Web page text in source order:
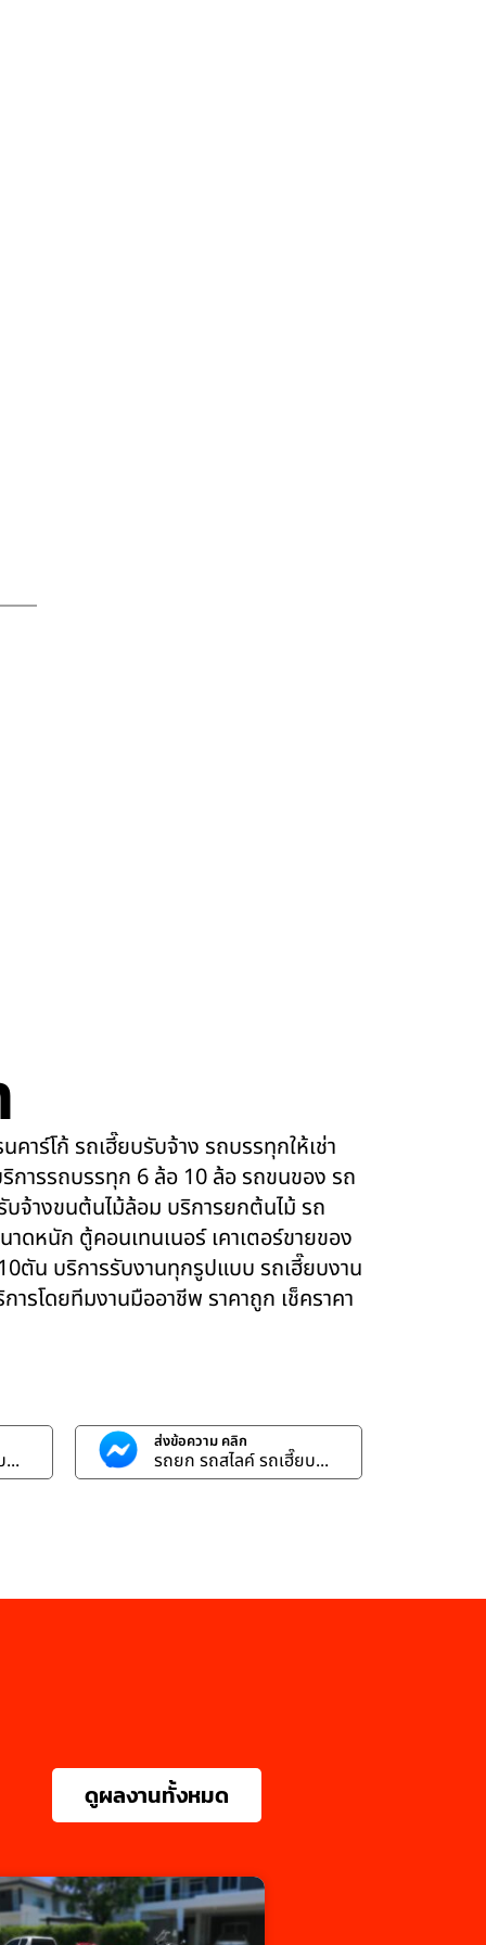
คาร์โก้ รถเฮี๊ยบรับจ้าง รถบรรทุกให้เช่า
การรถบรรทุก 6 ล้อ 10 ล้อ รถขนของ รถ
จ้างขนต้นไม้ล้อม บริการยกต้นไม้ รถ
หนัก ตู้คอนเทนเนอร์ เคาเตอร์ขายของ
ตัน บริการรับงานทุกรูปแบบ รถเฮี๊ยบงาน
ารโดยทีมงานมืออาชีพ ราคาถูก เช็คราคา
ส่งข้อความ คลิก
รถยก รถสไลค์ รถเฮี๊ยบ...
ดูผลงานทั้งหมด